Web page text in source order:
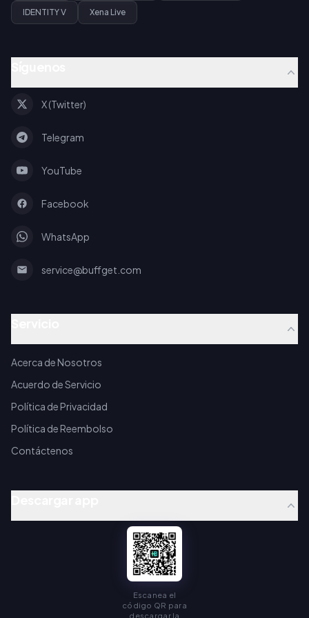
IDENTITY V Xena Live
X (Twitter)
Telegram
YouTube
Facebook
WhatsApp
service@buffget.com
Acerca de Nosotros
Acuerdo de Servicio
Política de Privacidad
Política de Reembolso
Contáctenos
Escanea el
código QR para
descargar la